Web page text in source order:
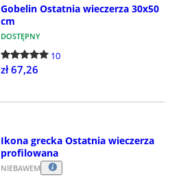
Gobelin Ostatnia wieczerza 30x50
cm
DOSTĘPNY
10
zł 67,26
Ikona grecka Ostatnia wieczerza
profilowana
NIEBAWEM